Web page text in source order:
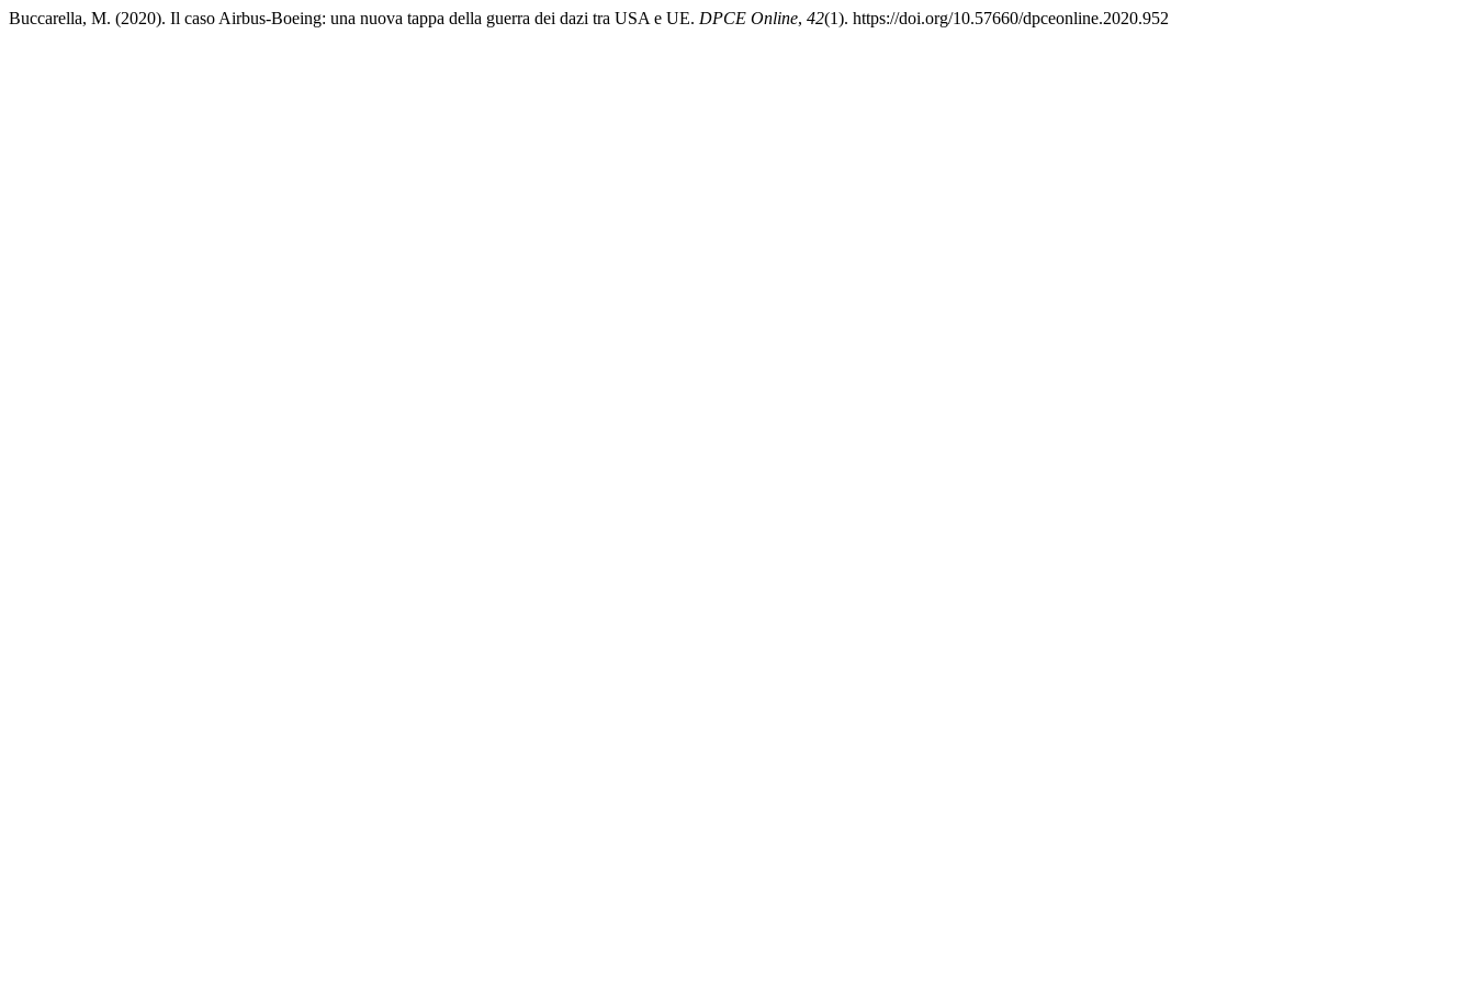
Buccarella, M. (2020). Il caso Airbus-Boeing: una nuova tappa della guerra dei dazi tra USA e UE. DPCE Online, 42(1). https://doi.org/10.57660/dpceonline.2020.952